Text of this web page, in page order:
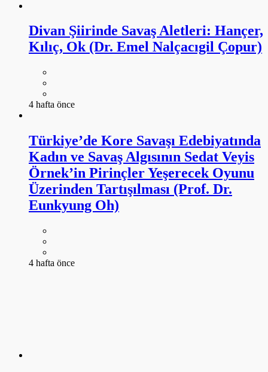
Divan Şiirinde Savaş Aletleri: Hançer,
Kılıç, Ok (Dr. Emel Nalçacıgil Çopur)
4 hafta önce
Türkiye’de Kore Savaşı Edebiyatında
Kadın ve Savaş Algısının Sedat Veyis
Örnek’in Pirinçler Yeşerecek Oyunu
Üzerinden Tartışılması (Prof. Dr.
Eunkyung Oh)
4 hafta önce